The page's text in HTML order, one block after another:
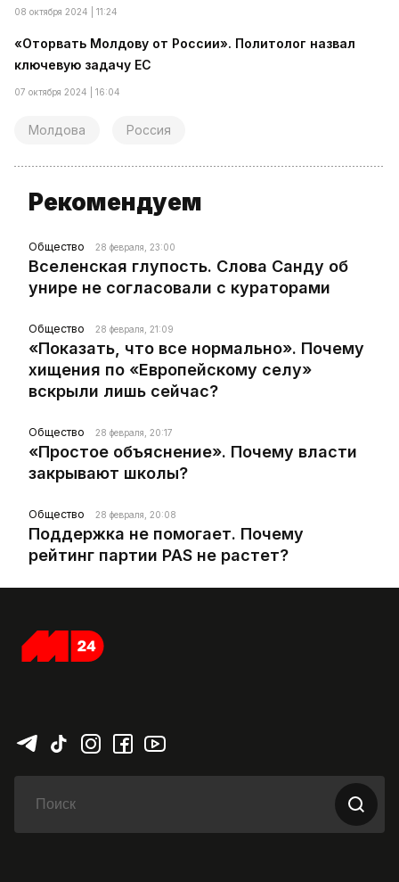
08 октября 2024 | 11:24
«Оторвать Молдову от России». Политолог назвал
ключевую задачу ЕС
07 октября 2024 | 16:04
Молдова Россия
Рекомендуем
Общество 28 февраля, 23:00
Вселенская глупость. Слова Санду об
унире не согласовали с кураторами
Общество 28 февраля, 21:09
«Показать, что все нормально». Почему
хищения по «Европейскому селу»
вскрыли лишь сейчас?
Общество 28 февраля, 20:17
«Простое объяснение». Почему власти
закрывают школы?
Общество 28 февраля, 20:08
Поддержка не помогает. Почему
рейтинг партии PAS не растет?